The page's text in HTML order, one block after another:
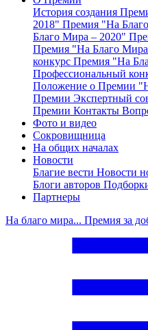
История создания
2018" Премия "На
Благо Мира – 2020"
Премия "На Благо
конкурс Премия "На
Профессиональный
Положение о Премии
Премии Экспертный
Премии Контакты
Фото и видео
Сокровищница
На общих началах
Новости
Благие вести Новости
Блоги авторов
Партнеры
На благо мира... Премия за